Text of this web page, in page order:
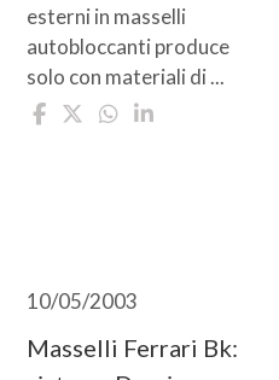
esterni in masselli
autobloccanti produce
solo con materiali di ...
10/05/2003
Masselli Ferrari Bk: